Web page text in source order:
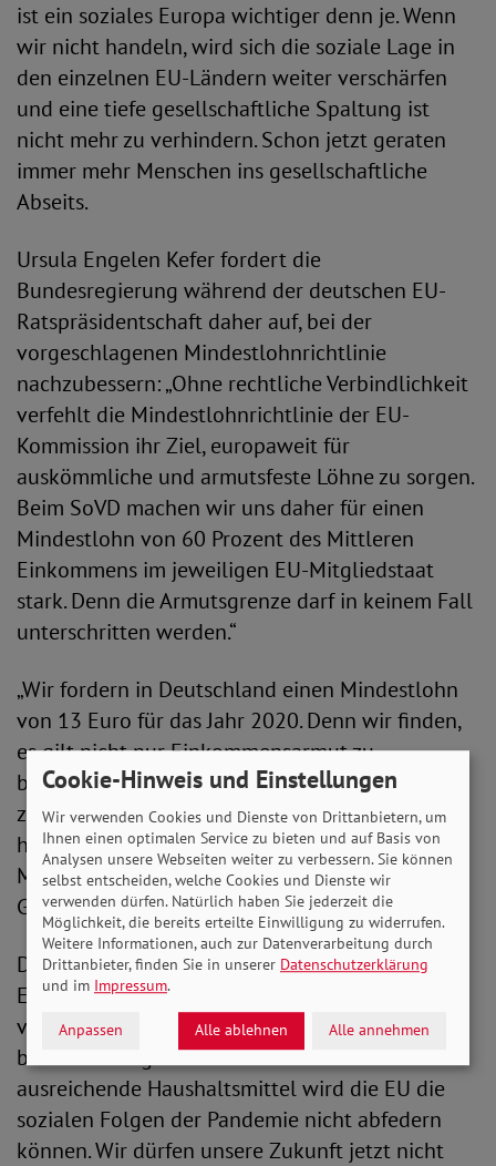
ist ein soziales Europa wichtiger denn je. Wenn
wir nicht handeln, wird sich die soziale Lage in
den einzelnen EU-Ländern weiter verschärfen
und eine tiefe gesellschaftliche Spaltung ist
nicht mehr zu verhindern. Schon jetzt geraten
immer mehr Menschen ins gesellschaftliche
Abseits.
Ursula Engelen Kefer fordert die
Bundesregierung während der deutschen EU-
Ratspräsidentschaft daher auf, bei der
vorgeschlagenen Mindestlohnrichtlinie
nachzubessern: „Ohne rechtliche Verbindlichkeit
verfehlt die Mindestlohnrichtlinie der EU-
Kommission ihr Ziel, europaweit für
auskömmliche und armutsfeste Löhne zu sorgen.
Beim SoVD machen wir uns daher für einen
Mindestlohn von 60 Prozent des Mittleren
Einkommens im jeweiligen EU-Mitgliedstaat
stark. Denn die Armutsgrenze darf in keinem Fall
unterschritten werden.“
„Wir fordern in Deutschland einen Mindestlohn
von 13 Euro für das Jahr 2020. Denn wir finden,
es gilt nicht nur Einkommensarmut zu
bekämpfen, sondern auch künftiger Altersarmut
zu begegnen“, betont Engelen-Kefer. Darüber
hinaus sind auch verbindliche EU-
Mindeststandards für die nationalen
Grundsicherungssysteme nötig.
Der SoVD appelliert an die Abgeordneten des
Europäischen Parlaments und den Rat: „Die
vorgesehenen Kürzungen im sozialen Bereich
beim EU-Budget müssen vom Tisch. Ohne
ausreichende Haushaltsmittel wird die EU die
sozialen Folgen der Pandemie nicht abfedern
können. Wir dürfen unsere Zukunft jetzt nicht
Cookie-Hinweis und Einstellungen
Wir verwenden Cookies und Dienste von Drittanbietern, um
Ihnen einen optimalen Service zu bieten und auf Basis von
Analysen unsere Webseiten weiter zu verbessern. Sie können
selbst entscheiden, welche Cookies und Dienste wir
verwenden dürfen. Natürlich haben Sie jederzeit die
Möglichkeit, die bereits erteilte Einwilligung zu widerrufen.
Weitere Informationen, auch zur Datenverarbeitung durch
Drittanbieter, finden Sie in unserer Datenschutzerklärung
und im Impressum.
Anpassen Alle ablehnen Alle annehmen